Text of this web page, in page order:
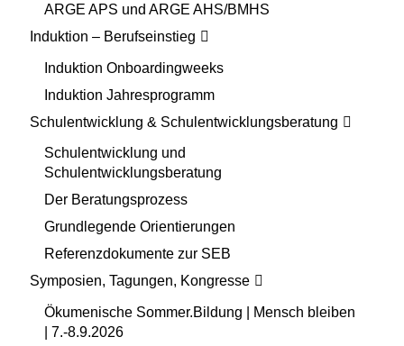
ARGE APS und ARGE AHS/BMHS
Induktion – Berufseinstieg
Induktion Onboardingweeks
Induktion Jahresprogramm
Schulentwicklung & Schulentwicklungsberatung
Schulentwicklung und
Schulentwicklungsberatung
Der Beratungsprozess
Grundlegende Orientierungen
Referenzdokumente zur SEB
Symposien, Tagungen, Kongresse
Ökumenische Sommer.Bildung | Mensch bleiben
| 7.-8.9.2026